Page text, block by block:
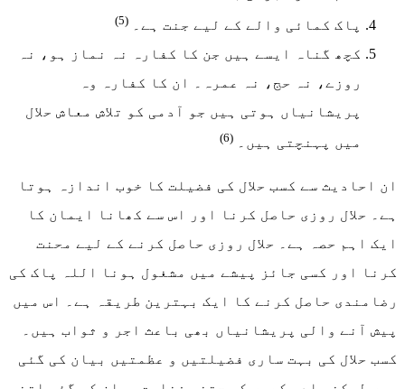
پاک کمائی والے کے لیے جنت ہے۔ (5)
کچھ گناہ ایسے ہیں جن کا کفارہ نہ نماز ہو، نہ
روزے، نہ حج، نہ عمرہ۔ ان کا کفارہ وہ
پریشانیاں ہوتی ہیں جو آدمی کو تلاش معاش حلال
میں پہنچتی ہیں۔ (6)
ان احادیث سے کسب حلال کی فضیلت کا خوب اندازہ ہوتا
ہے۔ حلال روزی حاصل کرنا اور اس سے کھانا ایمان کا
ایک اہم حصہ ہے۔ حلال روزی حاصل کرنے کے لیے محنت
کرنا اور کسی جائز پیشے میں مشغول ہونا اللہ پاک کی
رضامندی حاصل کرنے کا ایک بہترین طریقہ ہے۔ اس میں
پیش آنے والی پریشانیاں بھی باعث اجر و ثواب ہیں۔
کسب حلال کی بہت ساری فضیلتیں و عظمتیں بیان کی گئی